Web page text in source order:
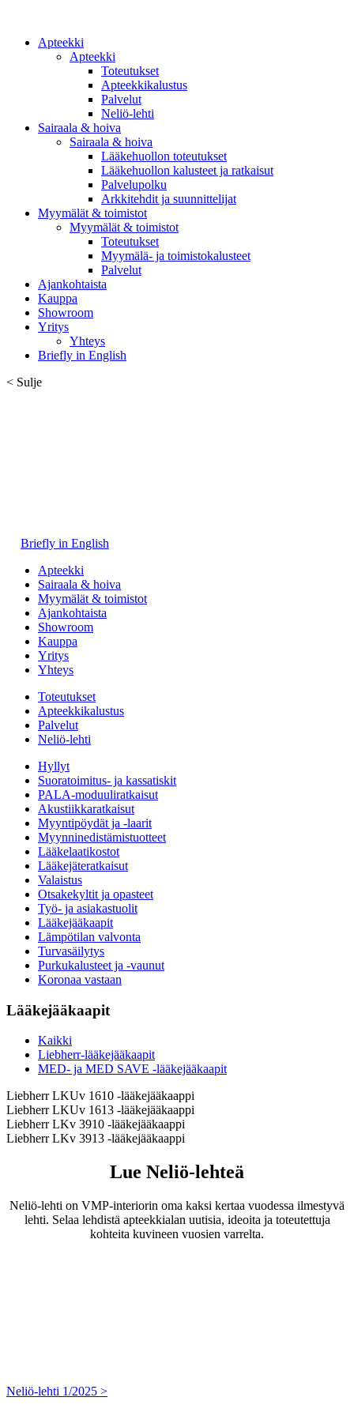
Apteekki
Apteekki
Toteutukset
Apteekkikalustus
Palvelut
Neliö-lehti
Sairaala & hoiva
Sairaala & hoiva
Lääkehuollon toteutukset
Lääkehuollon kalusteet ja ratkaisut
Palvelupolku
Arkkitehdit ja suunnittelijat
Myymälät & toimistot
Myymälät & toimistot
Toteutukset
Myymälä- ja toimistokalusteet
Palvelut
Ajankohtaista
Kauppa
Showroom
Yritys
Yhteys
Briefly in English
< Sulje
Briefly in English
Apteekki
Sairaala & hoiva
Myymälät & toimistot
Ajankohtaista
Showroom
Kauppa
Yritys
Yhteys
Toteutukset
Apteekkikalustus
Palvelut
Neliö-lehti
Hyllyt
Suoratoimitus- ja kassatiskit
PALA-moduuliratkaisut
Akustiikkaratkaisut
Myyntipöydät ja -laarit
Myynninedistämistuotteet
Lääkelaatikostot
Lääkejäteratkaisut
Valaistus
Otsakekyltit ja opasteet
Työ- ja asiakastuolit
Lääkejääkaapit
Lämpötilan valvonta
Turvasäilytys
Purkukalusteet ja -vaunut
Koronaa vastaan
Lääkejääkaapit
Kaikki
Liebherr-lääkejääkaapit
MED- ja MED SAVE -lääkejääkaapit
Liebherr LKUv 1610 -lääkejääkaappi
Liebherr LKUv 1613 -lääkejääkaappi
Liebherr LKv 3910 -lääkejääkaappi
Liebherr LKv 3913 -lääkejääkaappi
Lue Neliö-lehteä
Neliö-lehti on VMP-interiorin oma kaksi kertaa vuodessa ilmestyvä
lehti. Selaa lehdistä apteekkialan uutisia, ideoita ja toteutettuja
kohteita kuvineen vuosien varrelta.
Neliö-lehti 1/2025 >